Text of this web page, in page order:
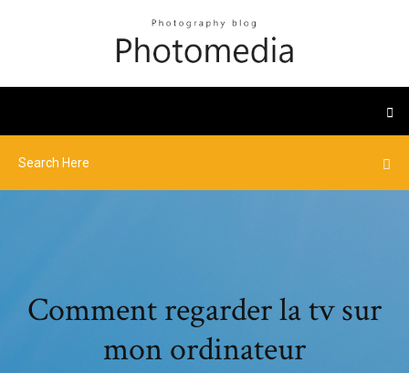
Comment regarder la tv sur
mon ordinateur